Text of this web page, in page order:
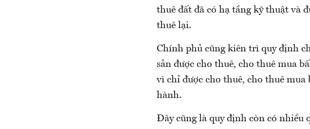
thuê đất đã có hạ tầng kỹ thuật và
thuê lại.
Chính phủ cũng kiên trì quy định
sản được cho thuê, cho thuê mua
vì chỉ được cho thuê, cho thuê mua
hành.
Đây cũng là quy định còn có nhiều